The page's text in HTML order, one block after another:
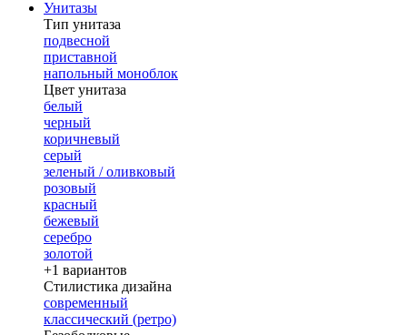
Унитазы
Тип унитаза
подвесной
приставной
напольный моноблок
Цвет унитаза
белый
черный
коричневый
серый
зеленый / оливковый
розовый
красный
бежевый
серебро
золотой
+1 вариантов
Стилистика дизайна
современный
классический (ретро)